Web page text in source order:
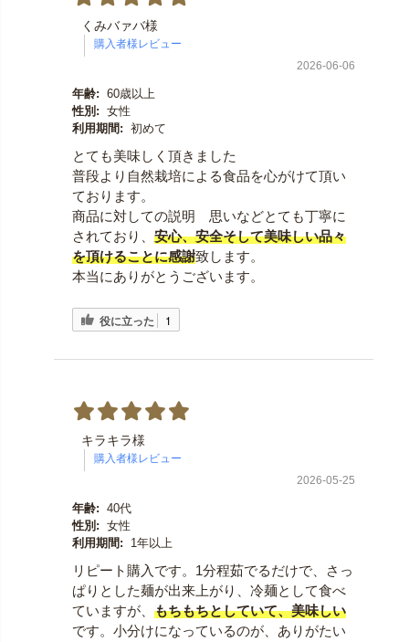
くみバァバ様
2026-06-06
年齢: 60歳以上
性別: 女性
利用期間: 初めて
とても美味しく頂きました
普段より自然栽培による食品を心がけて頂い
ております。
商品に対しての説明 思いなどとても丁寧に
されており、 安心、安全そして美味しい品々
を頂けることに感謝致します。
本当にありがとうございます。
役に立った 1
キラキラ様
2026-05-25
年齢: 40代
性別: 女性
利用期間:
1年以上
リピート購入です。1分程茹でるだけで、さっ
ぱりとした麺が出来上がり、冷麺として食べ
ていますが、 もちもちとしていて、美味しい
です。小分けになっているのが、ありがたい